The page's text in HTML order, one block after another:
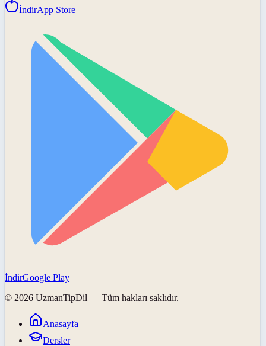
İndirApp Store
İndirGoogle Play
© 2026 UzmanTipDil — Tüm hakları saklıdır.
Anasayfa
Dersler